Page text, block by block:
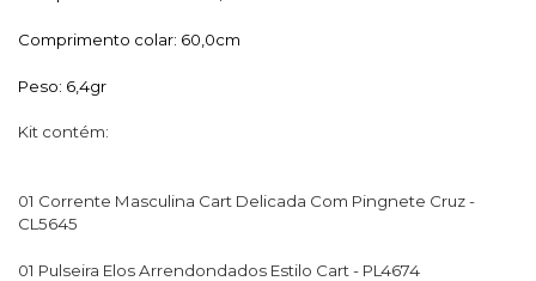
Comprimento colar: 60,0cm
Peso: 6,4gr
Kit contém:
01 Corrente Masculina Cart Delicada Com Pingnete Cruz -
CL5645
01 Pulseira Elos Arrendondados Estilo Cart - PL4674